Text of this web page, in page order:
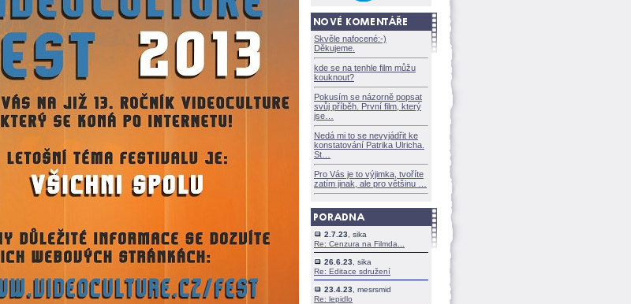
Skvěle nafocené:-)
Děkujeme.
kde se na tenhle film můžu
kouknout?
Pokusím se názorně popsat
svůj příběh. První film, který
jse
Nedá mi to se nevyjádřit ke
konstatování Patrika Ulricha.
St
Pro Vás je to výjimka, tvoříte
zatím jinak, ale pro většinu
2.7.23 , sika
Re: Cenzura na Filmda...
26.6.23 , sika
Re: Editace sdružení
23.4.23 , mesrsmid
Re: lepidlo